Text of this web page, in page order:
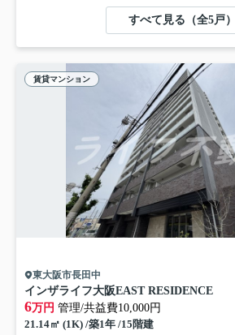
すべて見る（全5戸）
賃貸マンション
東大阪市長田中
インザライフ大阪EAST RESIDENCE
6万円 管理/共益費10,000円
21.14㎡ (1K) /築1年 /15階建